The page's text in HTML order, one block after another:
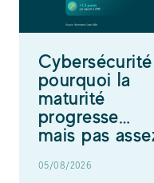
pourquoi la
maturité
progresse…
mais pas
05/08/2026